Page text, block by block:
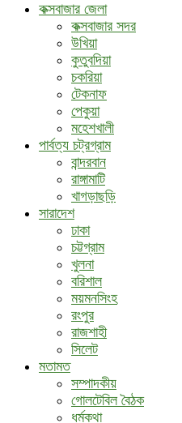
কক্সবাজার জেলা
কক্সবাজার সদর
উখিয়া
কুতুবদিয়া
চকরিয়া
টেকনাফ
পেকুয়া
মহেশখালী
পার্বত্য চট্রগ্রাম
বান্দরবান
রাঙ্গামাটি
খাগড়াছড়ি
সারাদেশ
ঢাকা
চট্টগ্রাম
খুলনা
বরিশাল
ময়মনসিংহ
রংপুর
রাজশাহী
সিলেট
মতামত
সম্পাদকীয়
গোলটেবিল বৈঠক
ধর্মকথা